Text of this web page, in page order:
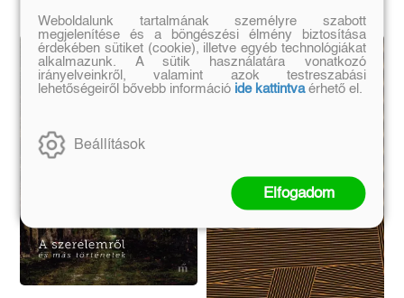
Weboldalunk tartalmának személyre szabott
megjelenítése és a böngészési élmény biztosítása
érdekében sütiket (cookie), illetve egyéb technológiákat
alkalmazunk. A sütik használatára vonatkozó
irányelveinkről, valamint azok testreszabási
lehetőségeiről bővebb információ ide kattintvaérhető el.
Beállítások
Elfogadom